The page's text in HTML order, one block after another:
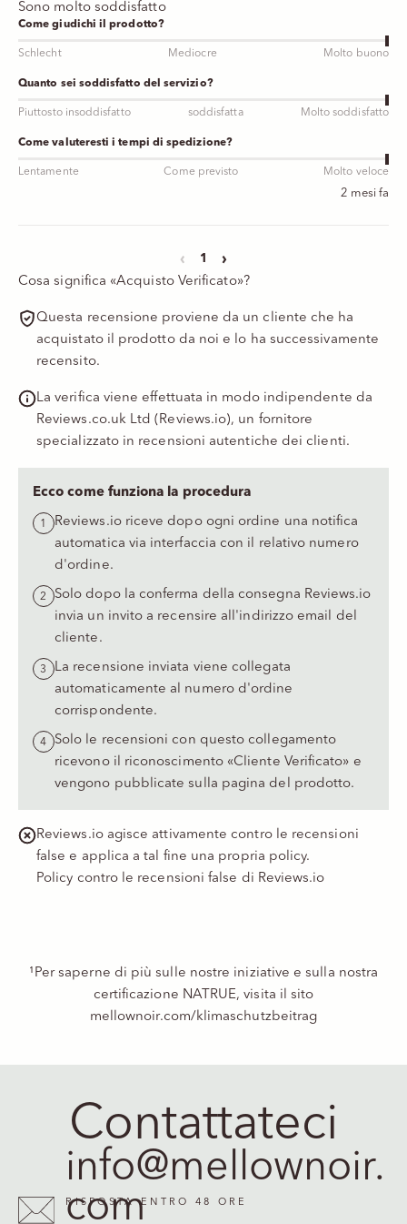
Sono molto soddisfatto
Come giudichi il prodotto?
Schlecht Mediocre Molto buono
Quanto sei soddisfatto del servizio?
Piuttosto insoddisfatto soddisfatta Molto soddisfatto
Come valuteresti i tempi di spedizione?
Lentamente Come previsto Molto veloce
2 mesi fa
‹ 1 ›
Cosa significa «Acquisto Verificato»?
Questa recensione proviene da un cliente che ha
acquistato il prodotto da noi e lo ha successivamente
recensito.
La verifica viene effettuata in modo indipendente da
Reviews.co.uk Ltd (Reviews.io), un fornitore
specializzato in recensioni autentiche dei clienti.
Ecco come funziona la procedura
Reviews.io riceve dopo ogni ordine una notifica
automatica via interfaccia con il relativo numero
d'ordine.
Solo dopo la conferma della consegna Reviews.io
invia un invito a recensire all'indirizzo email del
cliente.
La recensione inviata viene collegata
automaticamente al numero d'ordine
corrispondente.
Solo le recensioni con questo collegamento
ricevono il riconoscimento «Cliente Verificato» e
vengono pubblicate sulla pagina del prodotto.
Reviews.io agisce attivamente contro le recensioni
false e applica a tal fine una propria policy.
Policy contro le recensioni false di Reviews.io
¹Per saperne di più sulle nostre iniziative e sulla nostra
certificazione NATRUE, visita il sito
mellownoir.com/klimaschutzbeitrag
RISPOSTA ENTRO 48 ORE
info@mellownoir.
com
Contattateci